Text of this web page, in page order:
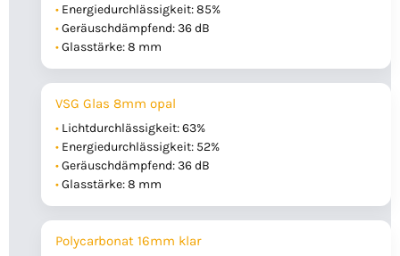
Energiedurchlässigkeit: 85%
Geräuschdämpfend: 36 dB
Glasstärke: 8 mm
VSG Glas 8mm opal
Lichtdurchlässigkeit: 63%
Energiedurchlässigkeit: 52%
Geräuschdämpfend: 36 dB
Glasstärke: 8 mm
Polycarbonat 16mm klar